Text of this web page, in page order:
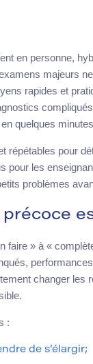
en personne,
majeurs
rapides et
quelques
répétables pour
pour les
problèmes
faire » à «
changer les
:
de s’élargir;